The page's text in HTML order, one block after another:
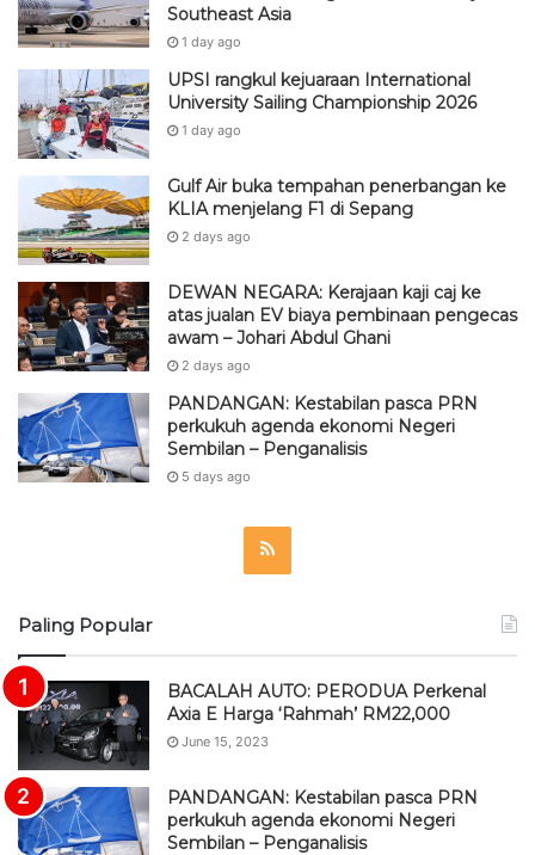
Southeast Asia
1 day ago
UPSI rangkul kejuaraan International
University Sailing Championship 2026
1 day ago
Gulf Air buka tempahan penerbangan ke
KLIA menjelang F1 di Sepang
2 days ago
DEWAN NEGARA: Kerajaan kaji caj ke
atas jualan EV biaya pembinaan pengecas
awam – Johari Abdul Ghani
2 days ago
PANDANGAN: Kestabilan pasca PRN
perkukuh agenda ekonomi Negeri
Sembilan – Penganalisis
5 days ago
Paling Popular
BACALAH AUTO: PERODUA Perkenal
Axia E Harga ‘Rahmah’ RM22,000
June 15, 2023
PANDANGAN: Kestabilan pasca PRN
perkukuh agenda ekonomi Negeri
Sembilan – Penganalisis